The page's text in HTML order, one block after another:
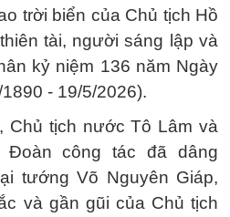
trời biển của Chủ tịch Hồ
tài, người sáng lập và
kỷ niệm 136 năm Ngày
- 19/5/2026).
Chủ tịch nước Tô Lâm và
Đoàn công tác đã dâng
tướng Võ Nguyên Giáp,
và gần gũi của Chủ tịch